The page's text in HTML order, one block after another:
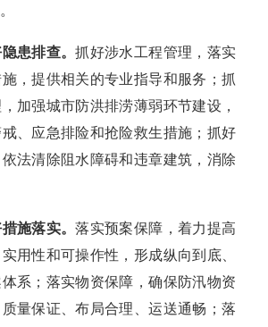
患排查。抓好涉水工程管理，落实
，提供相关的专业指导和服务；抓
加强城市防洪排涝薄弱环节建设，
、应急排险和抢险救生措施；抓好
法清除阻水障碍和违章建筑，消除
施落实。落实预案保障，着力提高
用性和可操作性，形成纵向到底、
系；落实物资保障，确保防汛物资
量保证、布局合理、运送通畅；落